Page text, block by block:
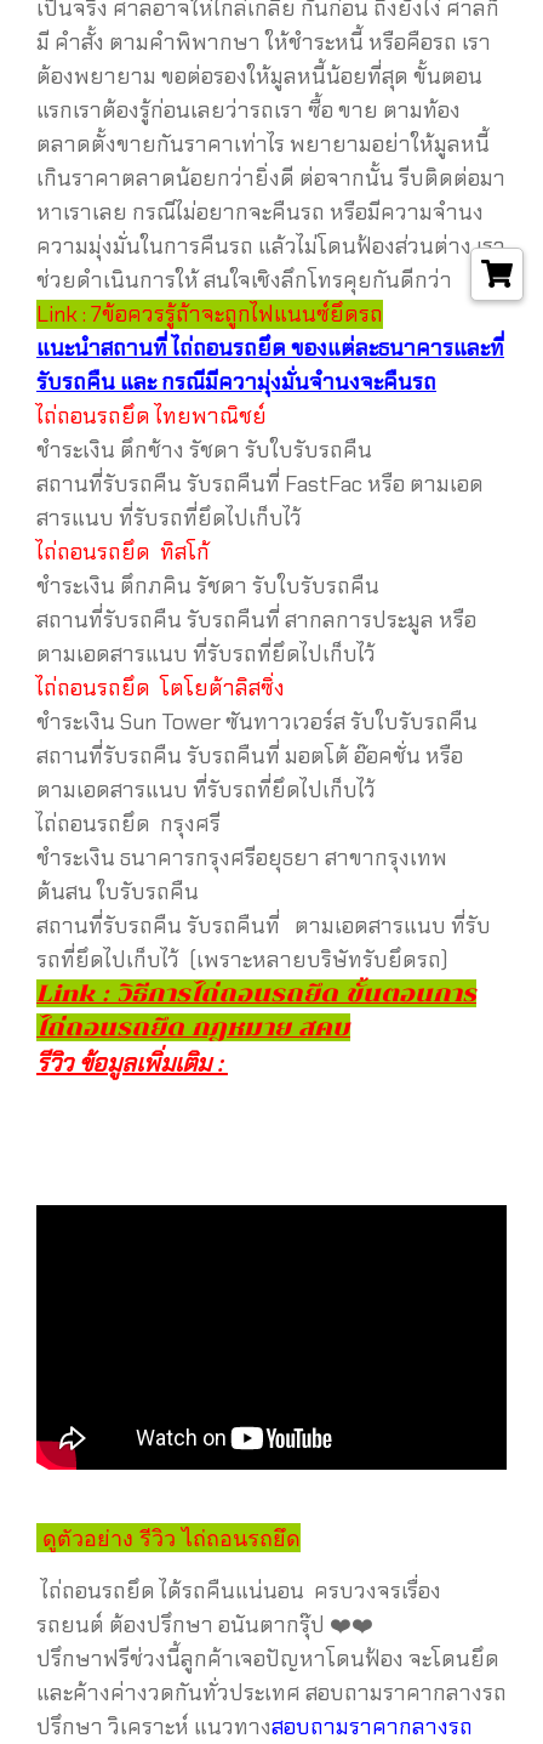
เป็นจริง ศาลอาจให่ไกล่เกลี่ย กันก่อน ถึงยังไง่ ศาลก็
มี คำสั้ง ตามคำพิพากษา ให้ชำระหนี้ หรือคือรถ เรา
ต้องพยายาม ขอต่อรองให้มูลหนี้น้อยที่สุด ขั้นตอน
แรกเราต้องรู้ก่อนเลยว่ารถเรา ซื้อ ขาย ตามท้อง
ตลาดตั้งขายกันราคาเท่าไร พยายามอย่าให้มูลหนี้
เกินราคาตลาดน้อยกว่ายิ่งดี ต่อจากนั้น รีบติดต่อมา
หาเราเลย กรณีไม่อยากจะคืนรถ หรือมีความจำนง
ความมุ่งมั่นในการคืนรถ แล้วไม่โดนฟ้องส่วนต่าง เรา
ช่วยดำเนินการให้ สนใจเชิงลึกโทรคุยกันดีกว่า
Link : 7ข้อควรรู้ถ้าจะถูกไฟแนนซ์ยึดรถ
แนะนำสถานที่ ไถ่ถอนรถยึด ของแต่ละธนาคารและที่
รับรถคืน และ กรณีมีความุ่งมั่นจำนงจะคืนรถ
ไถ่ถอนรถยึด ไทยพาณิชย์
ชำระเงิน ตึกช้าง รัชดา รับใบรับรถคืน
สถานที่รับรถคืน รับรถคืนที่ FastFac หรือ ตามเอด
สารแนบ ที่รับรถที่ยึดไปเก็บไว้
ไถ่ถอนรถยึด ทิสโก้
ชำระเงิน ตึกภคิน รัชดา รับใบรับรถคืน
สถานที่รับรถคืน รับรถคืนที่ สากลการประมูล หรือ
ตามเอดสารแนบ ที่รับรถที่ยึดไปเก็บไว้
ไถ่ถอนรถยึด โตโยต้าลิสซิ่ง
ชำระเงิน Sun Tower ซันทาวเวอร์ส รับใบรับรถคืน
สถานที่รับรถคืน รับรถคืนที่ มอตโต้ อ๊อคชั่น หรือ
ตามเอดสารแนบ ที่รับรถที่ยึดไปเก็บไว้
ไถ่ถอนรถยึด กรุงศรี
ชำระเงิน ธนาคารกรุงศรีอยุธยา สาขากรุงเทพ
ต้นสน ใบรับรถคืน
สถานที่รับรถคืน รับรถคืนที่ ตามเอดสารแนบ ที่รับ
รถที่ยึดไปเก็บไว้ (เพราะหลายบริษัทรับยึดรถ)
Link : วิธีการไถ่ถอนรถยึด ขั้นตอนการ
ไถ่ถอนรถยึด กฎหมาย สคบ
รีวิว ข้อมูลเพิ่มเติม :
ดูตัวอย่าง รีวิว ไถ่ถอนรถยึด
ไถ่ถอนรถยึด ได้รถคืนแน่นอน ครบวงจรเรื่อง
รถยนต์ ต้องปรึกษา อนันตากรุ๊ป ❤️❤️
ปรึกษาฟรีช่วงนี้ลูกค้าเจอปัญหาโดนฟ้อง จะโดนยึด
และค้างค่างวดกันทั่วประเทศ สอบถามราคากลางรถ
ปรึกษา วิเคราะห์ แนวทางสอบถามราคากลางรถ